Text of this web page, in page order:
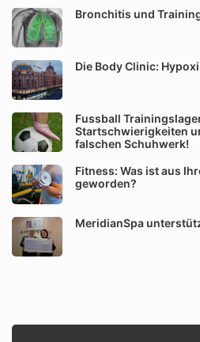
Bronchitis und
Die Body Clinic:
Fussball
Startschwierigkeiten
falschen Schuhwerk!
Fitness: Was ist aus
geworden?
MeridianSpa